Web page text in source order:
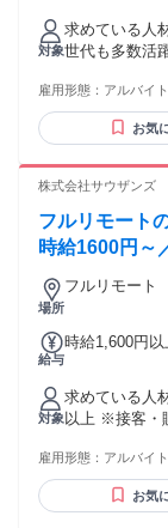
定なので オ
能です♪ ★高時給1300円～3500円 ★研修あり(時給変動ナシ)
★インセンティブあ
時給バイト♪
サポート＆フォ
遠方の方も 在
な働き方が可能～★ ＼ ▼定年で暇
様の送り迎え
でのシフトが
供が小さいか
カリ稼ぐ などなど！ 育児優先やプライベートに推し活、 お
稽古優先など、、無
イルに合った シフトが可
と同世代の仲
は、 弊社システムの関係で不可となります ・SoftBank 光 ・
SoftBank Air
対象
求めている人
世代も多数活躍中！ ／ ■未経験者さ
★ ＜＜こんな方にオススメ！！＞＞ ☆子供を預けられないか
ら外で働けな
稼ぎたい ★隙間時間や、
インターネット環境条件 ・光回線
SoftBank 光
雇用形態： アルバイ
お気
株式会社サウザンズ
フルリモート
時給1600円～
場所
フルリモート
給与
時給1,600円以上
100円ずつ
については、
ております。
対象
求めている人
以上 ※接客・販売などの経験は新規開拓営業に含みません ◎
ー活躍中
雇用形態： アルバイ
お気